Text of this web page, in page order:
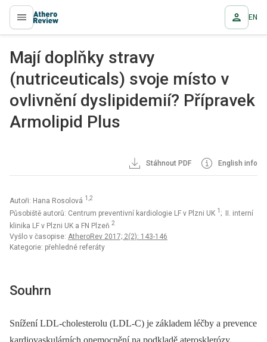
proLékaře.cz EN
Mají doplňky stravy
(nutriceuticals) svoje místo v
ovlivnění dyslipidemií? Přípravek
Armolipid Plus
Stáhnout PDF English info
Autoři: Hana Rosolová 1,2
Působiště autorů: Centrum preventivní kardiologie LF v Plzni UK 1 ; II. interní
klinika LF v Plzni UK a FN Plzeň 2
Vyšlo v časopise: AtheroRev 2017; 2(2): 143-146
Kategorie: přehledné referáty
Souhrn
Snížení LDL-cholesterolu (LDL-C) je základem léčby a prevence